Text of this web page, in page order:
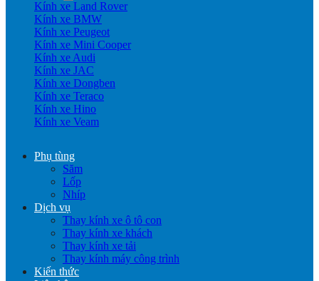
Kính xe Land Rover
Kính xe BMW
Kính xe Peugeot
Kính xe Mini Cooper
Kính xe Audi
Kính xe JAC
Kính xe Dongben
Kính xe Teraco
Kính xe Hino
Kính xe Veam
Phụ tùng
Săm
Lốp
Nhíp
Dịch vụ
Thay kính xe ô tô con
Thay kính xe khách
Thay kính xe tải
Thay kính máy công trình
Kiến thức